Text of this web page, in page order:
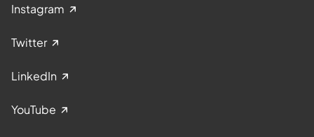
Instagram
Twitter
LinkedIn
YouTube